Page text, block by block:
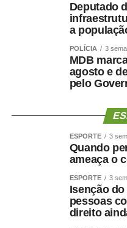
Deputado
a
POLÍCIA 3
MDB
agosto e
pelo
ESPORTE 3
Quando
ameaça o
ESPORTE 3
Isenção
pessoas
direito